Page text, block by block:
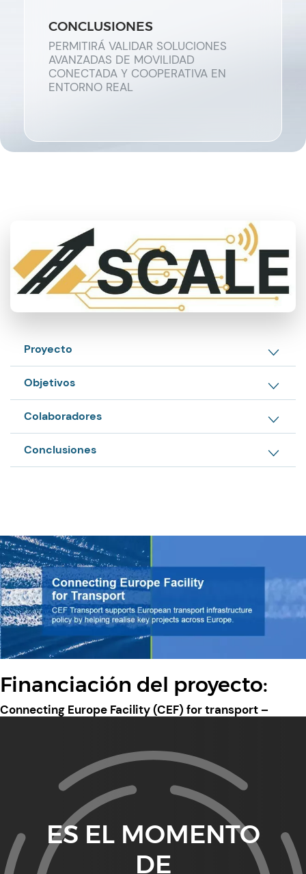
CONCLUSIONES
PERMITIRÁ VALIDAR SOLUCIONES
AVANZADAS DE MOVILIDAD
CONECTADA Y COOPERATIVA EN
ENTORNO REAL
Proyecto
Objetivos
Colaboradores
Conclusiones
Financiación del proyecto:
Connecting Europe Facility (CEF) for transport –
ES EL MOMENTO
DE